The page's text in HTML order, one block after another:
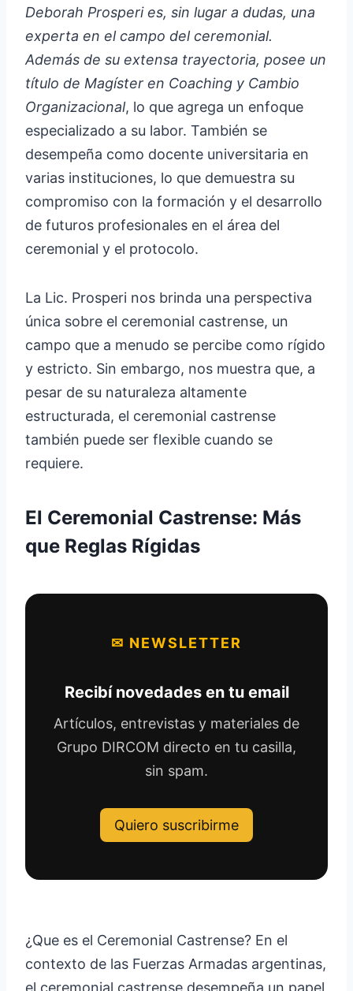
Deborah Prosperi es, sin lugar a dudas, una
experta en el campo del ceremonial.
Además de su extensa trayectoria, posee un
título de Magíster en Coaching y Cambio
Organizacional, lo que agrega un enfoque
especializado a su labor. También se
desempeña como docente universitaria en
varias instituciones, lo que demuestra su
compromiso con la formación y el desarrollo
de futuros profesionales en el área del
ceremonial y el protocolo.
La Lic. Prosperi nos brinda una perspectiva
única sobre el ceremonial castrense, un
campo que a menudo se percibe como rígido
y estricto. Sin embargo, nos muestra que, a
pesar de su naturaleza altamente
estructurada, el ceremonial castrense
también puede ser flexible cuando se
requiere.
El Ceremonial Castrense: Más
que Reglas Rígidas
✉ NEWSLETTER
Recibí novedades en tu email
Artículos, entrevistas y materiales de
Grupo DIRCOM directo en tu casilla,
sin spam.
Quiero suscribirme
¿Que es el Ceremonial Castrense? En el
contexto de las Fuerzas Armadas argentinas,
el ceremonial castrense desempeña un papel